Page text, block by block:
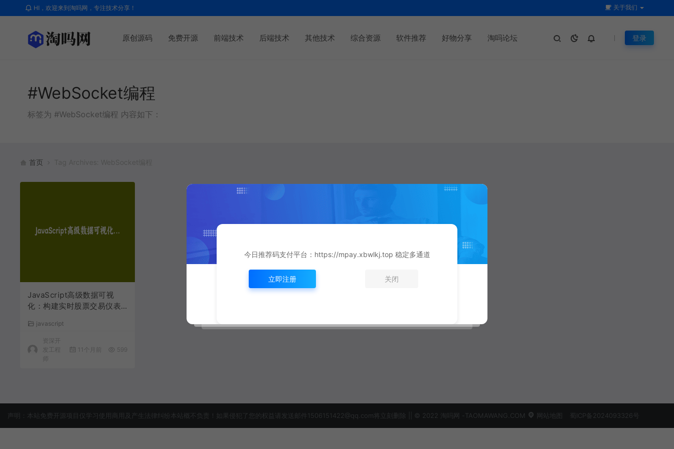
HI，欢迎来到淘吗网，专注技术分享！ 关于我们
原创源码 免费开源 前端技术 后端技术 其他技术 综合资源 软件推荐 好物分享 淘吗论坛 登录
#WebSocket编程
标签为 #WebSocket编程 内容如下：
首页
JavaScript高级数据可视
化：构建实时股票交易仪表
javascript
资深开
发工程
11个月前 599
声明：本站免费开源项目仅学习使用商用及产生法律纠纷本站概不负责！如果侵犯了您的权益请发送邮件1506151422@qq.com将立刻删除 || © 2022 淘吗网 -TAOMAWANG.COM 网站地图 蜀ICP备2024093326号
今日推荐码支付平台：https://mpay.xbwlkj.top 稳定多通道
立即注册 关闭